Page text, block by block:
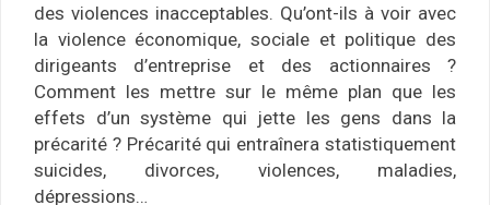
des violences inacceptables. Qu’ont-ils à voir avec
la violence économique, sociale et politique des
dirigeants d’entreprise et des actionnaires ?
Comment les mettre sur le même plan que les
effets d’un système qui jette les gens dans la
précarité ? Précarité qui entraînera statistiquement
suicides, divorces, violences, maladies,
dépressions…